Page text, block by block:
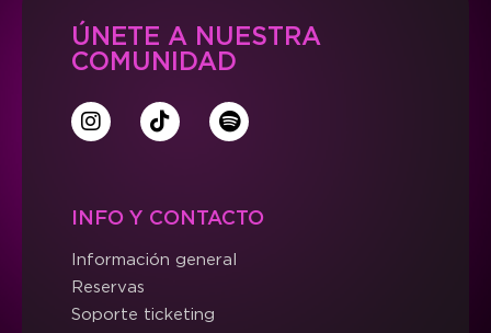
ÚNETE A NUESTRA
COMUNIDAD
INFO Y CONTACTO
Información general
Reservas
Soporte ticketing